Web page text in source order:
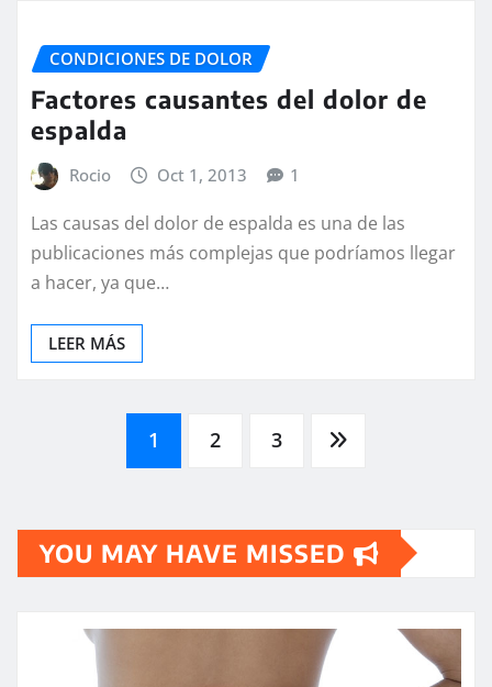
CONDICIONES DE DOLOR
Factores causantes del dolor de
espalda
Rocio Oct 1, 2013 1
Las causas del dolor de espalda es una de las
publicaciones más complejas que podríamos llegar
a hacer, ya que…
LEER MÁS
Paginación
entradas
1 2 3
YOU MAY HAVE MISSED